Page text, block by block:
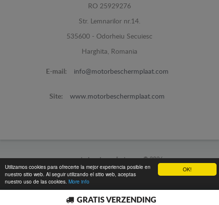
OK!
Utilizamos cookies para ofrecerte la mejor experiencia posible en
nuestro sitio web. Al seguir utilizando el sitio web, aceptas
nuestro uso de las cookies. More info
RO 25929276
Str. Lemnarilor nr.14.
535600 - Odorheiu Secuiesc
Harghita, Romania
E-mail: info@motorbeschermplaat.com
Site: www.motorbeschermplaat.com
www.motorbeschermplaat.com -© 2026
GRATIS VERZENDING